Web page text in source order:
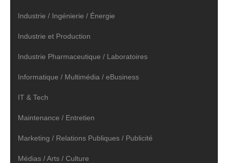
Industrie / Ingénierie / Énergie
Industrie et Production
Industrie Pharmaceutique / Laboratoires
Informatique / Multimédia / eBusiness
IT & Tech
Maintenance / Entretien
Marketing / Relations Publiques / Publicité
Médias / Arts / Culture